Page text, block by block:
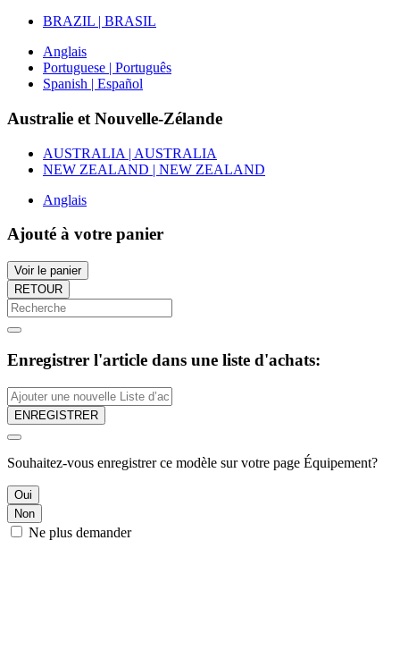
BRAZIL | BRASIL
Anglais
Portuguese | Português
Spanish | Español
Australie et Nouvelle-Zélande
AUSTRALIA | AUSTRALIA
NEW ZEALAND | NEW ZEALAND
Anglais
Ajouté à votre panier
Voir le panier
RETOUR
Enregistrer l'article dans une liste d'achats:
ENREGISTRER
Souhaitez-vous enregistrer ce modèle sur votre page Équipement?
Oui
Non
Ne plus demander